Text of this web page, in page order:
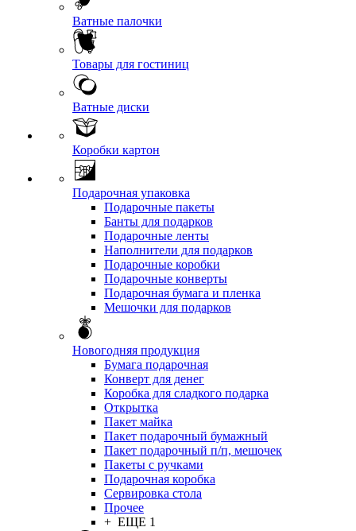
Ватные палочки
Товары для гостиниц
Ватные диски
Коробки картон
Подарочная упаковка
Подарочные пакеты
Банты для подарков
Подарочные ленты
Наполнители для подарков
Подарочные коробки
Подарочные конверты
Подарочная бумага и пленка
Мешочки для подарков
Новогодняя продукция
Бумага подарочная
Конверт для денег
Коробка для сладкого подарка
Открытка
Пакет майка
Пакет подарочный бумажный
Пакет подарочный п/п, мешочек
Пакеты с ручками
Подарочная коробка
Сервировка стола
Прочее
+ ЕЩЕ 1